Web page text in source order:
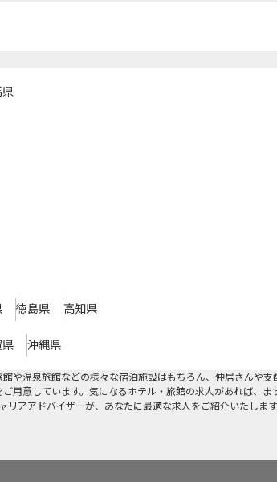
県
徳島県 高知県
県 沖縄県
や温泉旅館などの様々な宿泊施設はもちろん、仲居さんや支
用意しています。気になるホテル・旅館の求人があれば、
アアドバイザーが、あなたに最適な求人をご紹介いたしま